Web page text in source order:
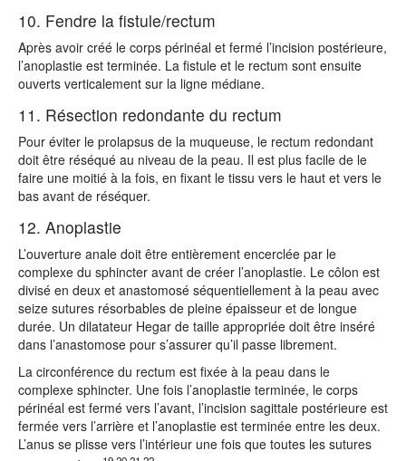
10. Fendre la fistule/rectum
Après avoir créé le corps périnéal et fermé l’incision postérieure,
l’anoplastie est terminée. La fistule et le rectum sont ensuite
ouverts verticalement sur la ligne médiane.
11. Résection redondante du rectum
Pour éviter le prolapsus de la muqueuse, le rectum redondant
doit être réséqué au niveau de la peau. Il est plus facile de le
faire une moitié à la fois, en fixant le tissu vers le haut et vers le
bas avant de réséquer.
12. Anoplastie
L’ouverture anale doit être entièrement encerclée par le
complexe du sphincter avant de créer l’anoplastie. Le côlon est
divisé en deux et anastomosé séquentiellement à la peau avec
seize sutures résorbables de pleine épaisseur et de longue
durée. Un dilatateur Hegar de taille appropriée doit être inséré
dans l’anastomose pour s’assurer qu’il passe librement.
La circonférence du rectum est fixée à la peau dans le
complexe sphincter. Une fois l’anoplastie terminée, le corps
périnéal est fermé vers l’avant, l’incision sagittale postérieure est
fermée vers l’arrière et l’anoplastie est terminée entre les deux.
L’anus se plisse vers l’intérieur une fois que toutes les sutures